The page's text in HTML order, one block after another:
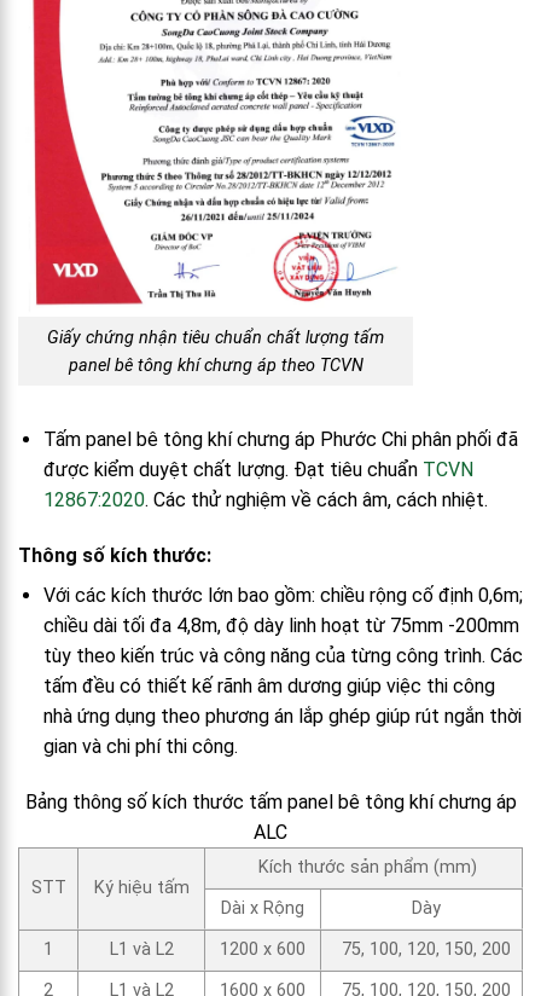
Giấy chứng nhận tiêu chuẩn chất lượng tấm
panel bê tông khí chưng áp theo TCVN
Tấm panel bê tông khí chưng áp Phước Chi phân phối đã
được kiểm duyệt chất lượng. Đạt tiêu chuẩn TCVN
12867:2020. Các thử nghiệm về cách âm, cách nhiệt.
Thông số kích thước:
Với các kích thước lớn bao gồm: chiều rộng cố định 0,6m;
chiều dài tối đa 4,8m, độ dày linh hoạt từ 75mm -200mm
tùy theo kiến trúc và công năng của từng công trình. Các
tấm đều có thiết kế rãnh âm dương giúp việc thi công
nhà ứng dụng theo phương án lắp ghép giúp rút ngắn thời
gian và chi phí thi công.
Bảng thông số kích thước tấm panel bê tông khí chưng áp
ALC
STT Ký hiệu tấm
Kích thước sản phẩm (mm)
Dài x Rộng
Dày
1
L1 và L2 1200 x 600
75, 100, 120, 150, 200
2
L1 và L2 1600 x 600
75, 100, 120, 150, 200